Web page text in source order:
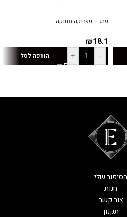
פרג – פפריקה מתוקה
₪18.1
-
+ הוספה לסל
הסיפור שלי
חנות
צור קשר
תקנון